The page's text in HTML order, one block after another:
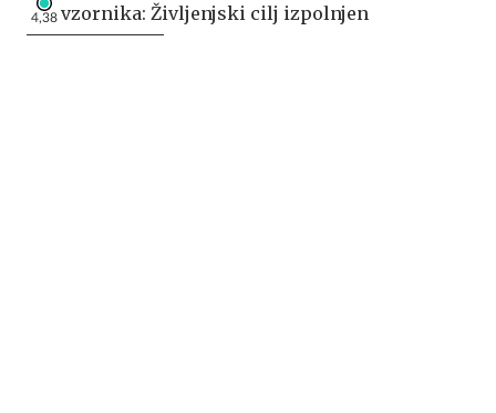
4,38 vzornika: Življenjski cilj izpolnjen